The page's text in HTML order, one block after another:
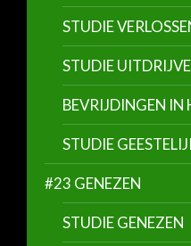
STUDIE
STUDIE
BEVRIJDINGEN IN
STUDIE
#23 GENEZEN
STUDIE GENEZEN